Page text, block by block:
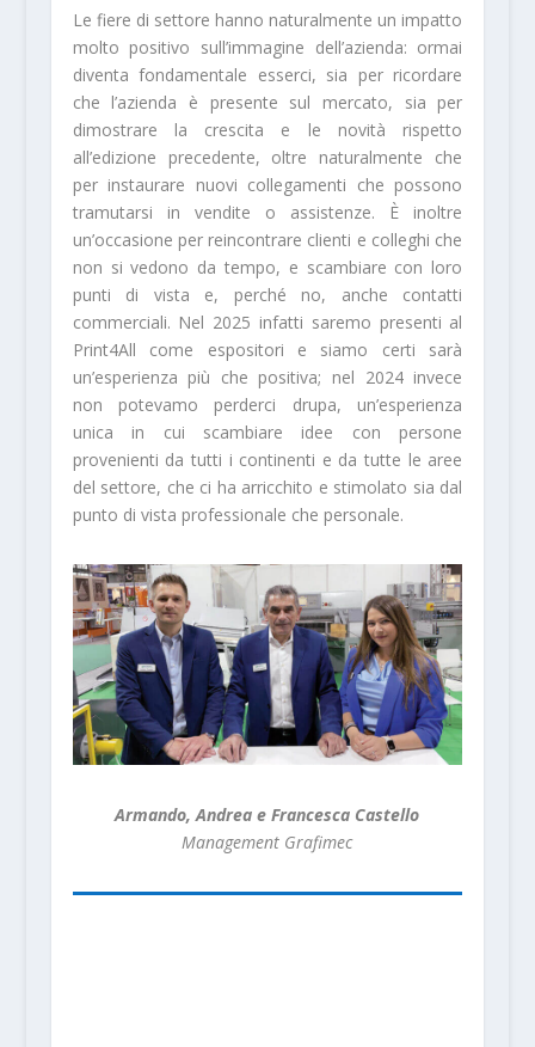
Le fiere di settore hanno naturalmente un impatto
molto positivo sull’immagine dell’azienda: ormai
diventa fondamentale esserci, sia per ricordare
che l’azienda è presente sul mercato, sia per
dimostrare la crescita e le novità rispetto
all’edizione precedente, oltre naturalmente che
per instaurare nuovi collegamenti che possono
tramutarsi in vendite o assistenze. È inoltre
un’occasione per reincontrare clienti e colleghi che
non si vedono da tempo, e scambiare con loro
punti di vista e, perché no, anche contatti
commerciali. Nel 2025 infatti saremo presenti al
Print4All come espositori e siamo certi sarà
un’esperienza più che positiva; nel 2024 invece
non potevamo perderci drupa, un’esperienza
unica in cui scambiare idee con persone
provenienti da tutti i continenti e da tutte le aree
del settore, che ci ha arricchito e stimolato sia dal
punto di vista professionale che personale.
Armando, Andrea e Francesca Castello
Management Grafimec